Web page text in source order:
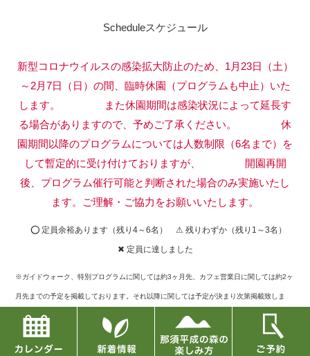
Scheduleスケジュール
新型コロナウイルスの感染拡大防止のため、1月23日（土）
～2月7日（日）の間、臨時休園（プログラムも中止）いた
します。
また休園期間は感染状況によって延長す
る場合がありますので、予めご了承ください。
休
園期間以降のプログラムについては人数制限（6名まで）を
して暫定的に受け付けておりますが、
開園再開
後、プログラム催行可能と判断された場合のみ実施いたし
ます。ご理解・ご協力をお願いいたします。
⭕ 定員余裕あります（残り4～6名） ⚠ 残りわずか（残り1～3名）
✖ 定員に達しました
※ガイドウォーク、特別プログラムに関しては約3ヶ月先、カフェ営業日に関しては約2ヶ
月先までの予定を掲載しております。それ以降に関しては予定が決まり次第掲載致しま
す。
※定員に達したものに関してキャンセルが出た場合には再募集もございますので、お問い
合せフォームまたはお電話でご確認下さい。